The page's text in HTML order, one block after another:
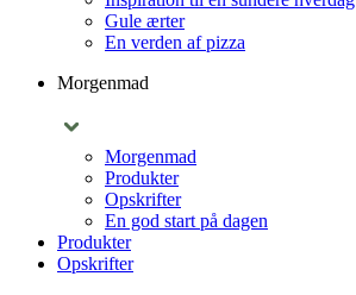
Gule ærter
En verden af pizza
Morgenmad
Morgenmad
Produkter
Opskrifter
En god start på dagen
Produkter
Opskrifter